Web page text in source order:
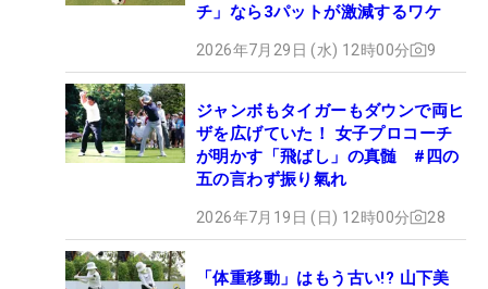
チ」なら3パットが激減するワケ
2026年7月29日 (水) 12時00分 9
ジャンボもタイガーもダウンで両ヒ
ザを広げていた！ 女子プロコーチ
が明かす「飛ばし」の真髄 #四の
五の言わず振り氣れ
2026年7月19日 (日) 12時00分 28
「体重移動」はもう古い!? 山下美